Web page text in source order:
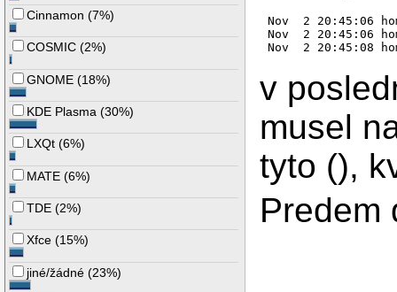
Cinnamon (7%)
COSMIC (2%)
GNOME (18%)
KDE Plasma (30%)
LXQt (6%)
MATE (6%)
TDE (2%)
Xfce (15%)
jiné/žádné (23%)
Nov  2 20:45:06
Nov  2 20:45:06
v
musel
tyto (),
Predem